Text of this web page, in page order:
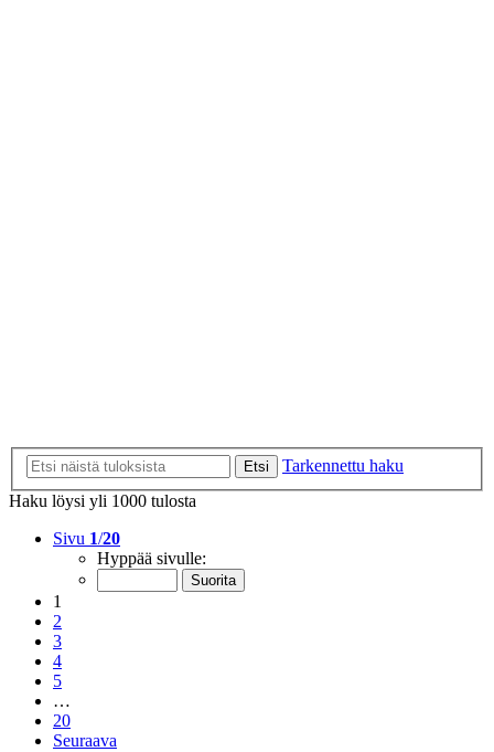
Etsi
Tarkennettu haku
Haku löysi yli 1000 tulosta
Sivu 1/20
Hyppää sivulle:
1
2
3
4
5
…
20
Seuraava